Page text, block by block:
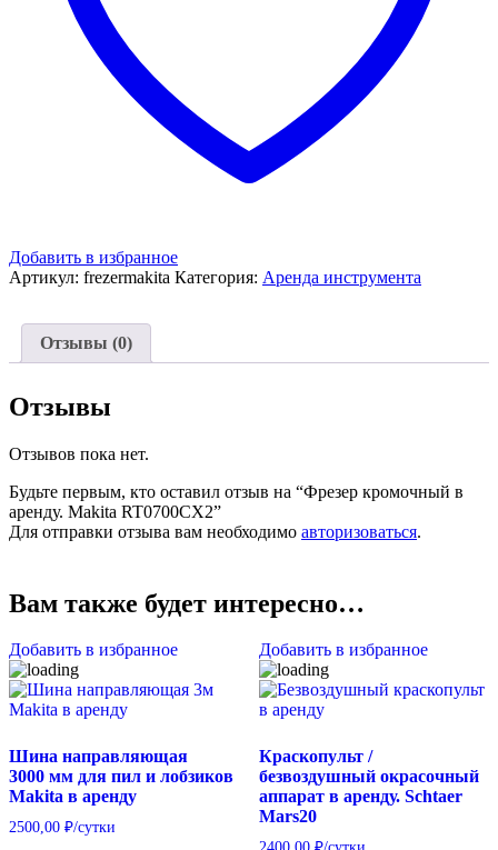
Добавить в избранное
Артикул: frezermakita Категория: Аренда инструмента
Отзывы (0)
Отзывы
Отзывов пока нет.
Будьте первым, кто оставил отзыв на “Фрезер кромочный в
аренду. Makita RT0700CX2”
Для отправки отзыва вам необходимо авторизоваться.
Вам также будет интересно…
Добавить в избранное
Шина направляющая
3000 мм для пил и лобзиков
Makita в аренду
2500,00 ₽/сутки
Добавить в избранное
Краскопульт /
безвоздушный окрасочный
аппарат в аренду. Schtaer
Mars20